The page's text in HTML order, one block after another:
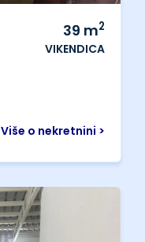
39 m2
VIKENDICA
Više o nekretnini >